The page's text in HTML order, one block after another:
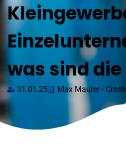
was sind
31.01.25 Max Maurer -